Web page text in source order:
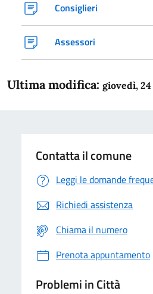
Consiglieri
Assessori
Ultima modifica: giovedì,
Contatta il comune
Leggi le domande
Richiedi assistenza
Chiama il numero
Prenota appuntamento
Problemi in Città